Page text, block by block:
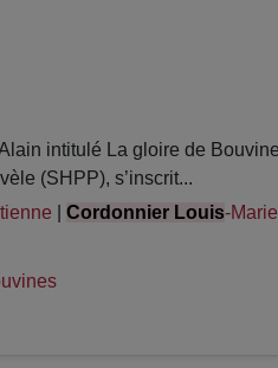
intitulé La gloire de
(SHPP), s’inscrit...
Cordonnier Louis-Marie